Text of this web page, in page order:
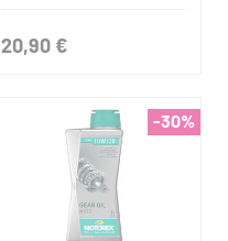
20,90 €
-30%